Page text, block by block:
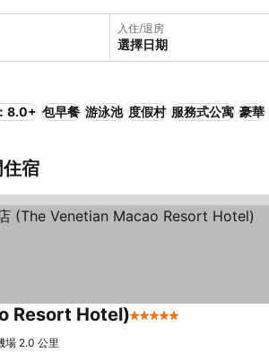
入住/退房
選擇日期
8.0+ 包早餐 游泳池 度假村 服務式公寓 豪華
宿
Resort Hotel)5 星級
場 2.0 公里